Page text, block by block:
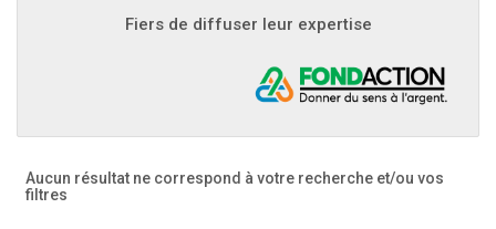
Fiers de diffuser leur expertise
Aucun résultat ne correspond à votre recherche et/ou vos
filtres